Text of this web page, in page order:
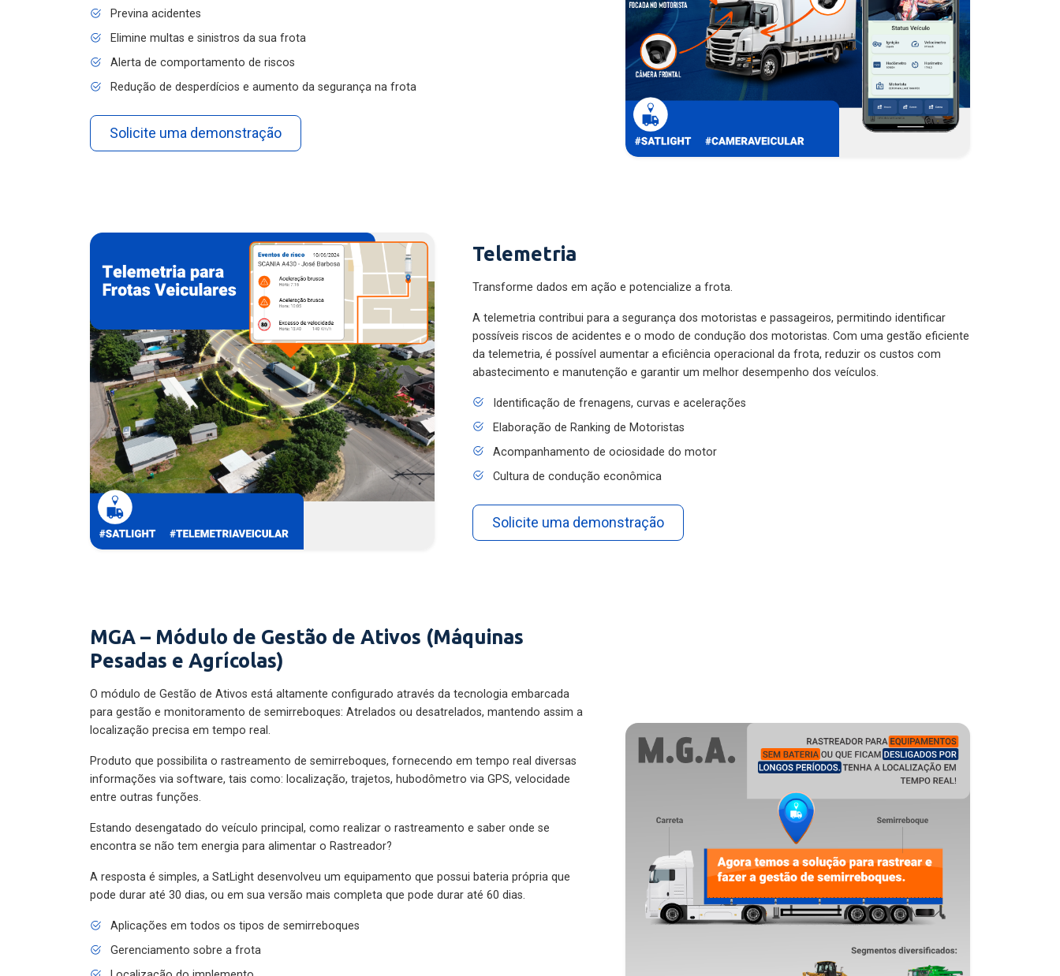
Previna acidentes
Elimine multas e sinistros da sua frota
Alerta de comportamento de riscos
Redução de desperdícios e aumento da segurança na frota
Solicite uma demonstração
Telemetria
Transforme dados em ação e potencialize a frota.
A telemetria contribui para a segurança dos motoristas e passageiros, permitindo identificar
possíveis riscos de acidentes e o modo de condução dos motoristas. Com uma gestão eficiente
da telemetria, é possível aumentar a eficiência operacional da frota, reduzir os custos com
abastecimento e manutenção e garantir um melhor desempenho dos veículos.
Identificação de frenagens, curvas e acelerações
Elaboração de Ranking de Motoristas
Acompanhamento de ociosidade do motor
Cultura de condução econômica
Solicite uma demonstração
MGA – Módulo de Gestão de Ativos (Máquinas
Pesadas e Agrícolas)
O módulo de Gestão de Ativos está altamente configurado através da tecnologia embarcada
para gestão e monitoramento de semirreboques: Atrelados ou desatrelados, mantendo assim a
localização precisa em tempo real.
Produto que possibilita o rastreamento de semirreboques, fornecendo em tempo real diversas
informações via software, tais como: localização, trajetos, hubodômetro via GPS, velocidade
entre outras funções.
Estando desengatado do veículo principal, como realizar o rastreamento e saber onde se
encontra se não tem energia para alimentar o Rastreador?
A resposta é simples, a SatLight desenvolveu um equipamento que possui bateria própria que
pode durar até 30 dias, ou em sua versão mais completa que pode durar até 60 dias.
Aplicações em todos os tipos de semirreboques
Gerenciamento sobre a frota
Localização do implemento